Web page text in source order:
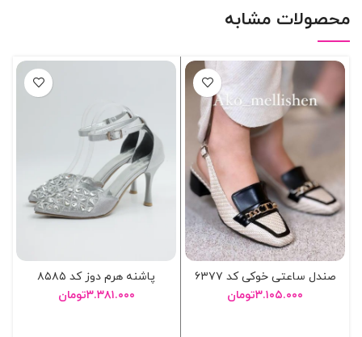
محصولات مشابه
صندل ساعتی خوکی کد ۶۳۷۷
۳.۱۰۵.۰۰۰تومان
پاشنه هرم دوز کد ۸۵۸۵
۳.۳۸۱.۰۰۰تومان